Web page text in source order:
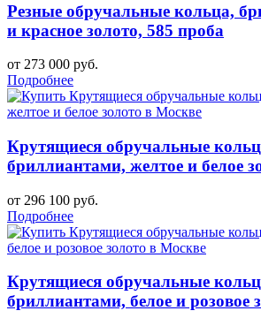
Резные обручальные кольца,
и красное золото, 585 проба
от 273 000 руб.
Подробнее
Крутящиеся обручальные
бриллиантами, желтое и белое
от 296 100 руб.
Подробнее
Крутящиеся обручальные
бриллиантами, белое и розовое